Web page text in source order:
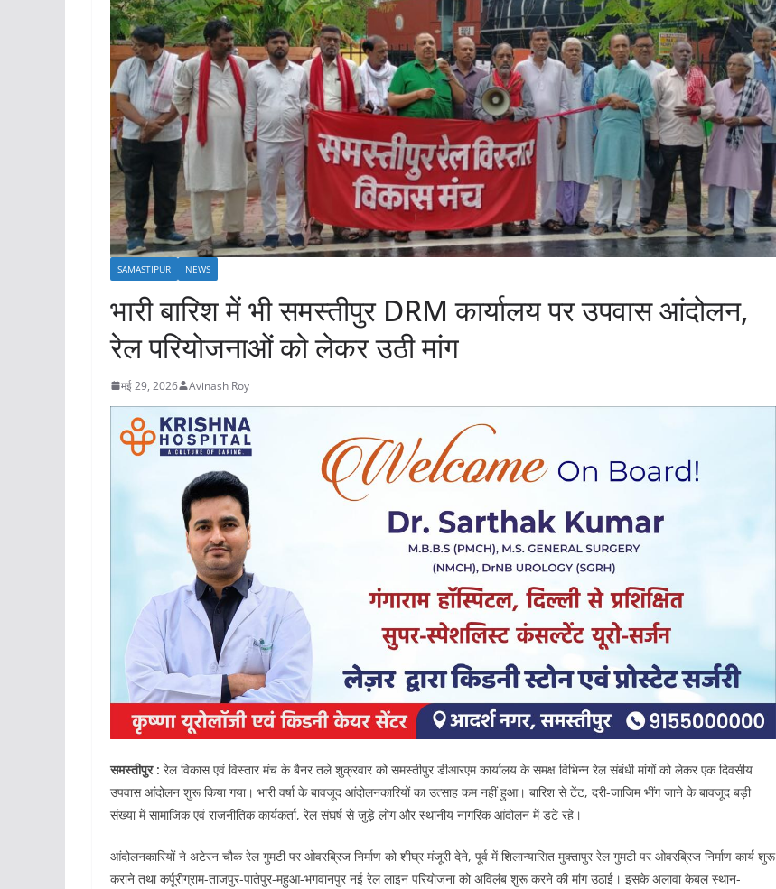
SAMASTIPUR NEWS
भारी बारिश में भी समस्तीपुर DRM कार्यालय पर उपवास आंदोलन,
रेल परियोजनाओं को लेकर उठी मांग
मई 29, 2026 Avinash Roy
समस्तीपुर : रेल विकास एवं विस्तार मंच के बैनर तले शुक्रवार को समस्तीपुर डीआरएम कार्यालय के समक्ष विभिन्न रेल संबंधी मांगों को लेकर एक दिवसीय
उपवास आंदोलन शुरू किया गया। भारी वर्षा के बावजूद आंदोलनकारियों का उत्साह कम नहीं हुआ। बारिश से टेंट, दरी-जाजिम भींग जाने के बावजूद बड़ी
संख्या में सामाजिक एवं राजनीतिक कार्यकर्ता, रेल संघर्ष से जुड़े लोग और स्थानीय नागरिक आंदोलन में डटे रहे।
आंदोलनकारियों ने अटेरन चौक रेल गुमटी पर ओवरब्रिज निर्माण को शीघ्र मंजूरी देने, पूर्व में शिलान्यासित मुक्तापुर रेल गुमटी पर ओवरब्रिज निर्माण कार्य शुरू
कराने तथा कर्पूरीग्राम-ताजपुर-पातेपुर-महुआ-भगवानपुर नई रेल लाइन परियोजना को अविलंब शुरू करने की मांग उठाई। इसके अलावा केबल स्थान-